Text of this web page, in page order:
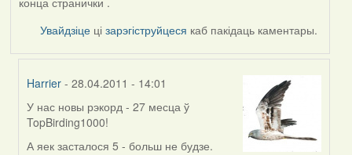
Увайдзіце цізарэгіструйцеся каб пакідаць каментары.
Harrier - 28.04.2011 - 14:01
In
reply
to
У нас новы рэкорд - 27 месца ў
TopBirding1000!
А яек засталося 5 - больш не будзе.